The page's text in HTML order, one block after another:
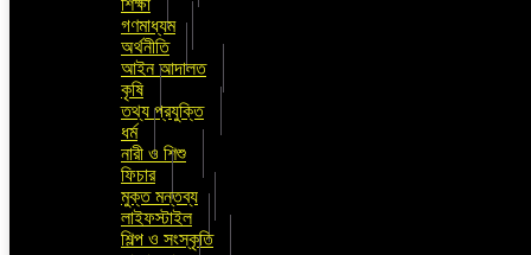
শিক্ষা
গণমাধ্যম
অর্থনীতি
আইন আদালত
কৃষি
তথ্য প্রযুক্তি
ধর্ম
নারী ও শিশু
ফিচার
মুক্ত মন্তব্য
লাইফস্টাইল
শিল্প ও সংস্কৃতি